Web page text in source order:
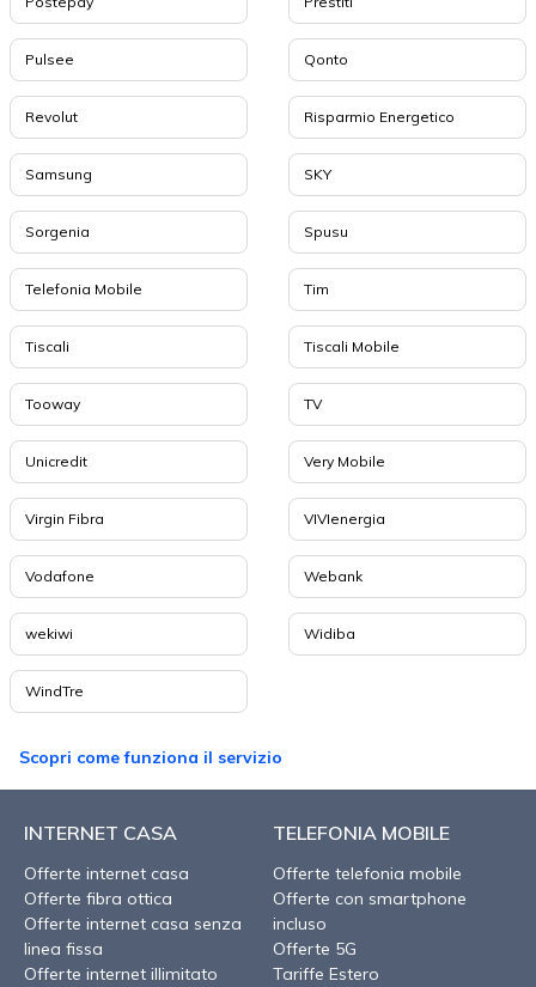
Pulsee Qonto
Revolut Risparmio Energetico
Samsung SKY
Sorgenia Spusu
Telefonia Mobile Tim
Tiscali Tiscali Mobile
Tooway TV
Unicredit Very Mobile
Virgin Fibra VIVIenergia
Vodafone Webank
wekiwi Widiba
WindTre
Scopri come funziona il servizio
INTERNET CASA
Offerte internet casa
Offerte fibra ottica
Offerte internet casa senza
linea fissa
Offerte internet illimitato
TELEFONIA MOBILE
Offerte telefonia mobile
Offerte con smartphone
incluso
Offerte 5G
Tariffe Estero